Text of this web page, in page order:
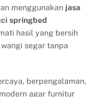
menggunakan jasa
springbed
hasil yang bersih
segar tanpa
berpengalaman,
agar furnitur